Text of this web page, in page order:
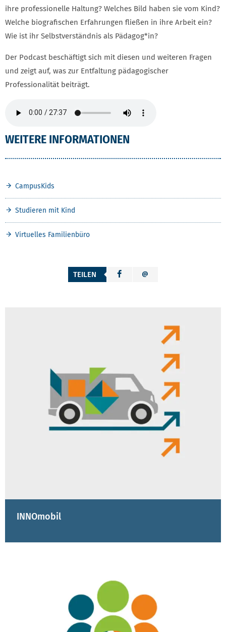
ihre professionelle Haltung? Welches Bild haben sie vom Kind?
Welche biografischen Erfahrungen fließen in ihre Arbeit ein?
Wie ist ihr Selbstverständnis als Pädagog*in?
Der Podcast beschäftigt sich mit diesen und weiteren Fragen
und zeigt auf, was zur Entfaltung pädagogischer
Professionalität beiträgt.
FORSCHUNGSKITA CAMPUSKIDS
WEITERE INFORMATIONEN
CampusKids
Studieren mit Kind
Virtuelles Familienbüro
TEILEN
INNOmobil